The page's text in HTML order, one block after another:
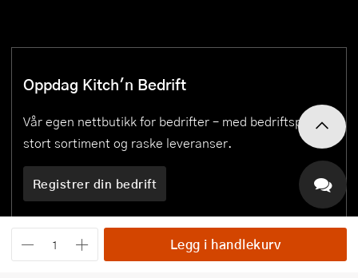
Legg i handlekurv
Oppdag Kitch'n Bedrift
Vår egen nettbutikk for bedrifter – med bedriftspriser,
stort sortiment og raske leveranser.
Registrer din bedrift